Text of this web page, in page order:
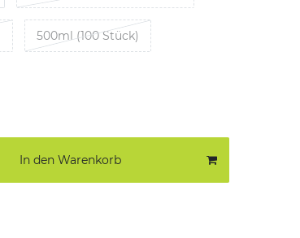
500ml (100 Stück)
In den Warenkorb